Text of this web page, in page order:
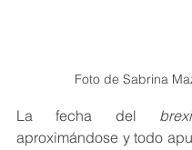
Foto de Sabrina
La fecha del
aproximándose y todo